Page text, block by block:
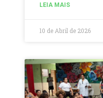
LEIA MAIS
10 de Abril de 2026